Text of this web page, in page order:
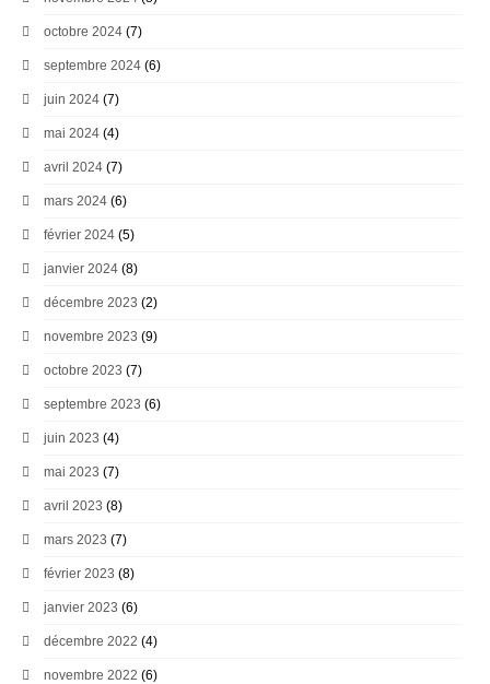
octobre 2024 (7)
septembre 2024 (6)
juin 2024 (7)
mai 2024 (4)
avril 2024 (7)
mars 2024 (6)
février 2024 (5)
janvier 2024 (8)
décembre 2023 (2)
novembre 2023 (9)
octobre 2023 (7)
septembre 2023 (6)
juin 2023 (4)
mai 2023 (7)
avril 2023 (8)
mars 2023 (7)
février 2023 (8)
janvier 2023 (6)
décembre 2022 (4)
novembre 2022 (6)